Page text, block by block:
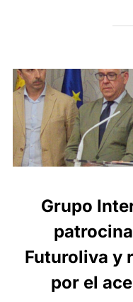
Grupo
Futuroliva y
por el